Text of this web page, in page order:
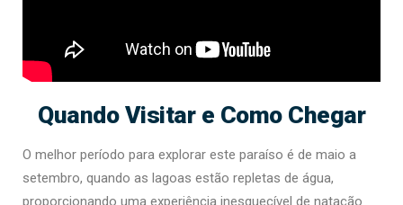
Quando Visitar e Como Chegar
O melhor período para explorar este paraíso é de maio a
setembro, quando as lagoas estão repletas de água,
proporcionando uma experiência inesquecível de natação